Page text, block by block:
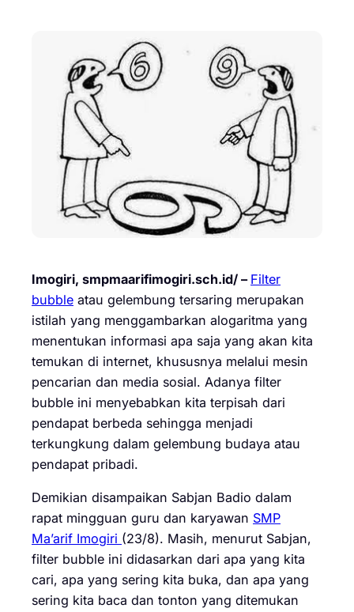
Imogiri, smpmaarifimogiri.sch.id/ – Filter
bubble atau gelembung tersaring merupakan
istilah yang menggambarkan alogaritma yang
menentukan informasi apa saja yang akan kita
temukan di internet, khususnya melalui mesin
pencarian dan media sosial. Adanya filter
bubble ini menyebabkan kita terpisah dari
pendapat berbeda sehingga menjadi
terkungkung dalam gelembung budaya atau
pendapat pribadi.
Demikian disampaikan Sabjan Badio dalam
rapat mingguan guru dan karyawan SMP
Ma’arif Imogiri (23/8). Masih, menurut Sabjan,
filter bubble ini didasarkan dari apa yang kita
cari, apa yang sering kita buka, dan apa yang
sering kita baca dan tonton yang ditemukan